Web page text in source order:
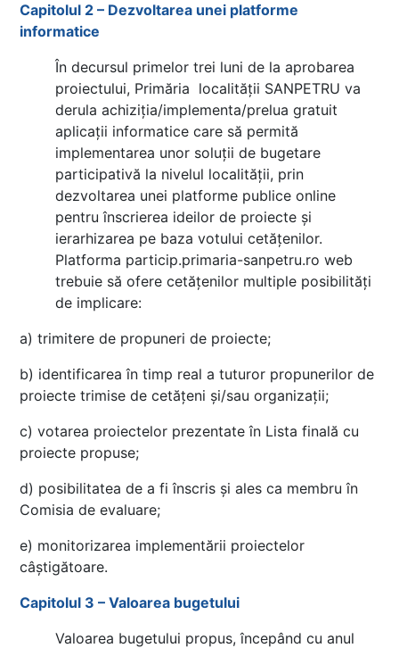
Capitolul 2 – Dezvoltarea unei platforme
informatice
În decursul primelor trei luni de la aprobarea
proiectului, Primăria localității SANPETRU va
derula achiziția/implementa/prelua gratuit
aplicații informatice care să permită
implementarea unor soluții de bugetare
participativă la nivelul localității, prin
dezvoltarea unei platforme publice online
pentru înscrierea ideilor de proiecte și
ierarhizarea pe baza votului cetățenilor.
Platforma particip.primaria-sanpetru.ro web
trebuie să ofere cetățenilor multiple posibilități
de implicare:
a) trimitere de propuneri de proiecte;
b) identificarea în timp real a tuturor propunerilor de
proiecte trimise de cetățeni și/sau organizații;
c) votarea proiectelor prezentate în Lista finală cu
proiecte propuse;
d) posibilitatea de a fi înscris și ales ca membru în
Comisia de evaluare;
e) monitorizarea implementării proiectelor
câștigătoare.
Capitolul 3 – Valoarea bugetului
Valoarea bugetului propus, începând cu anul